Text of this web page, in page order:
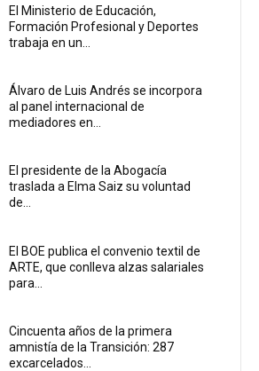
El Ministerio de Educación,
Formación Profesional y Deportes
trabaja en un...
Álvaro de Luis Andrés se incorpora
al panel internacional de
mediadores en...
El presidente de la Abogacía
traslada a Elma Saiz su voluntad
de...
El BOE publica el convenio textil de
ARTE, que conlleva alzas salariales
para...
Cincuenta años de la primera
amnistía de la Transición: 287
excarcelados...